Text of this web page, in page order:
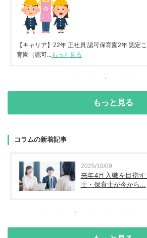
【キャリア】22年 正社員 認可保育園2年 認定
育園（認可...
もっと見る
もっと見る
コラムの新着記事
2025/10/09
来年4月入職を目指
士・保育士が今から...